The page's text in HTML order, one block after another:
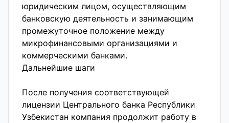
юридическим лицом, осуществляющим
банковскую деятельность и занимающим
промежуточное положение между
микрофинансовыми организациями и
коммерческими банками.
Дальнейшие шаги
После получения соответствующей
лицензии Центрального банка Республики
Узбекистан компания продолжит работу в